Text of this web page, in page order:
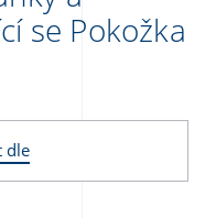
se Pokožka
dle